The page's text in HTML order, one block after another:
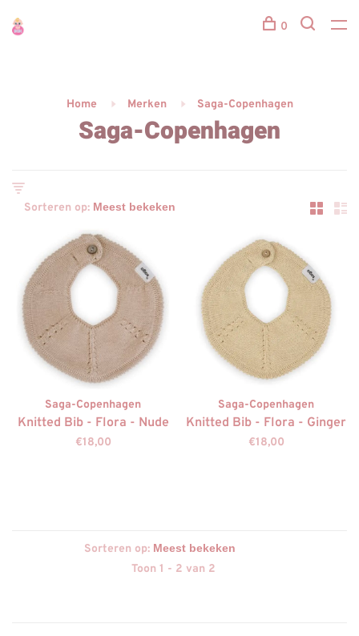
0
Home Merken Saga-Copenhagen
Saga-Copenhagen
Sorteren op:
Saga-Copenhagen
Knitted Bib - Flora - Nude
€18,00
Saga-Copenhagen
Knitted Bib - Flora - Ginger
€18,00
Sorteren op:
Toon 1 - 2 van 2